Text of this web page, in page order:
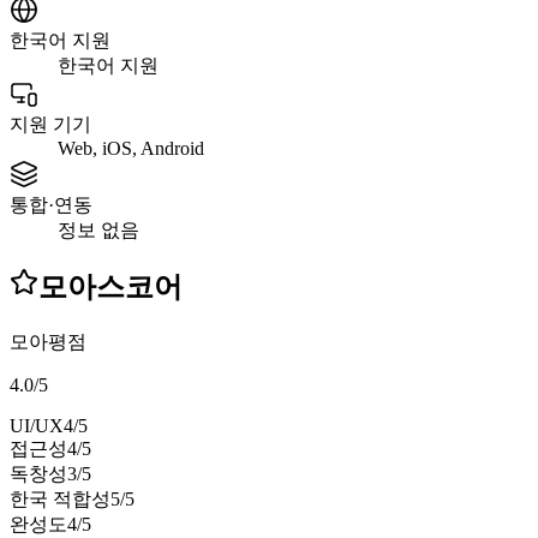
한국어 지원
한국어 지원
지원 기기
Web, iOS, Android
통합·연동
정보 없음
모아스코어
모아평점
4.0/5
UI/UX4/5
접근성4/5
독창성3/5
한국 적합성5/5
완성도4/5